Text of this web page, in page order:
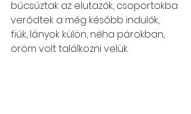
búcsúztak az elutazók, csoportokba
verődtek a még később indulók,
fiúk, lányok külön, néha párokban,
öröm volt találkozni velük.